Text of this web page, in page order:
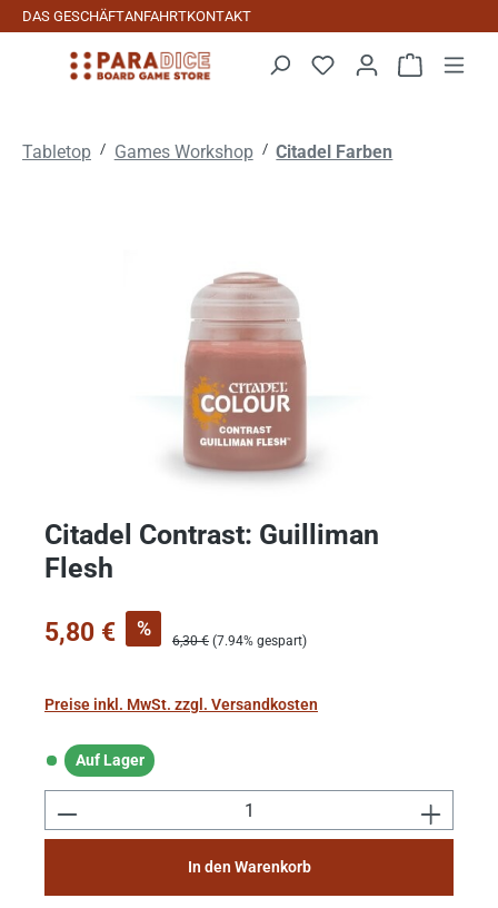
Zum Hauptinhalt springen
DAS GESCHÄFTANFAHRTKONTAKT
Tabletop / Games Workshop / Citadel Farben
Citadel Contrast: Guilliman
Flesh
Verkaufspreis:
5,80 € %
Regulärer Preis:
6,30 € (7.94% gespart)
Preise inkl. MwSt. zzgl. Versandkosten
Auf Lager
Auf Lager
Produkt Anzahl: Gib den gewünschten
In den Warenkorb